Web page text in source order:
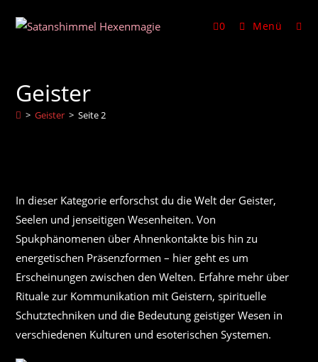
Inhalt
0 Menü
Geister
> Geister > Seite 2
In dieser Kategorie erforschst du die Welt der Geister,
Seelen und jenseitigen Wesenheiten. Von
Spukphänomenen über Ahnenkontakte bis hin zu
energetischen Präsenzformen – hier geht es um
Erscheinungen zwischen den Welten. Erfahre mehr über
Rituale zur Kommunikation mit Geistern, spirituelle
Schutztechniken und die Bedeutung geistiger Wesen in
verschiedenen Kulturen und esoterischen Systemen.